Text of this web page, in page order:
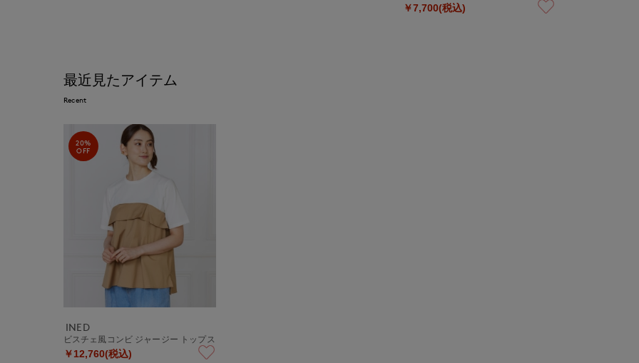
￥7,700(税込)
最近見たアイテム
Recent
20%
OFF
INED
ビスチェ風コンビ ジャージー トップス
￥12,760(税込)